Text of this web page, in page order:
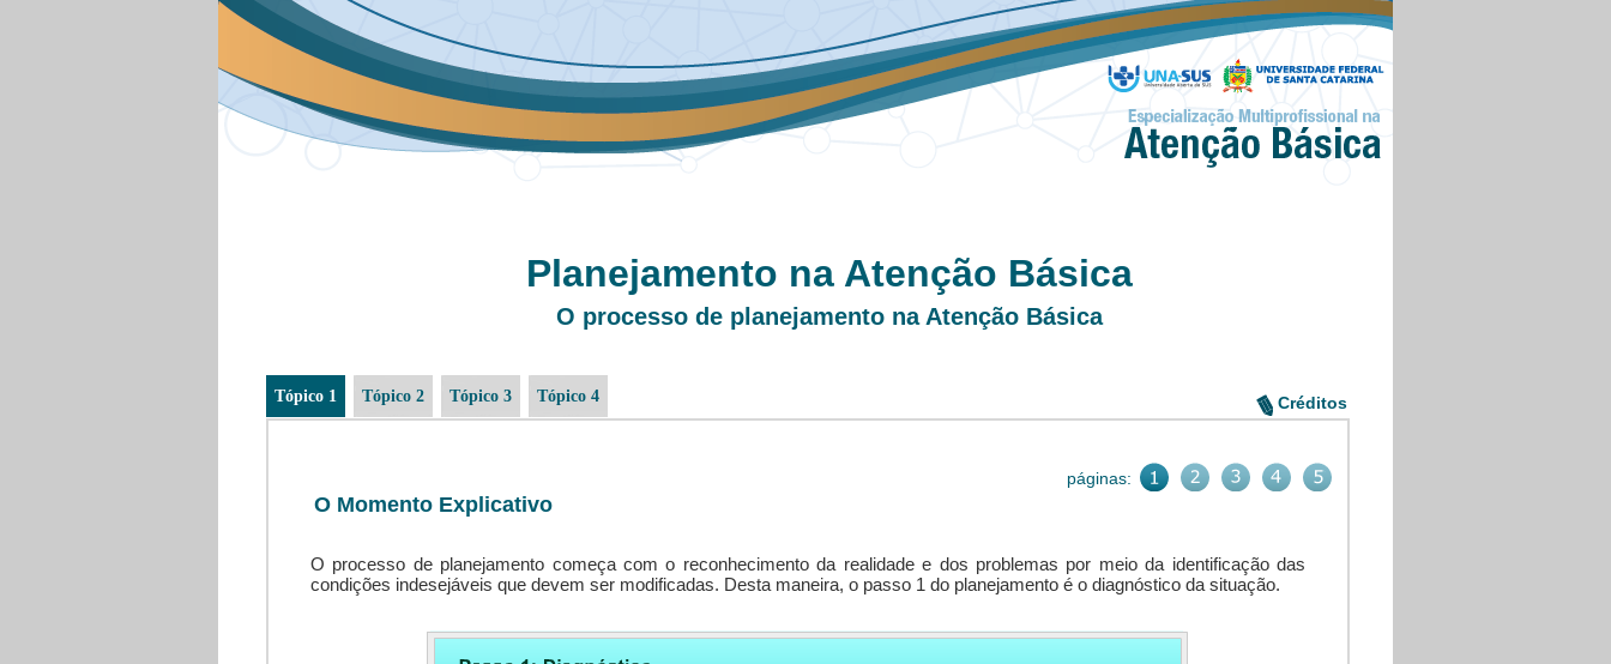
Planejamento na Atenção Básica
O processo de planejamento na Atenção Básica
Créditos
Tópico 1 Tópico 2 Tópico 3 Tópico 4
páginas:
O Momento Explicativo
O processo de planejamento começa com o reconhecimento da realidade e dos problemas por meio da identificação das
condições indesejáveis que devem ser modificadas. Desta maneira, o passo 1 do planejamento é o diagnóstico da situação.